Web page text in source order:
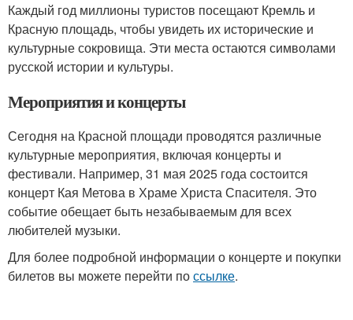
Каждый год миллионы туристов посещают Кремль и
Красную площадь, чтобы увидеть их исторические и
культурные сокровища. Эти места остаются символами
русской истории и культуры.
Мероприятия и концерты
Сегодня на Красной площади проводятся различные
культурные мероприятия, включая концерты и
фестивали. Например, 31 мая 2025 года состоится
концерт Кая Метова в Храме Христа Спасителя. Это
событие обещает быть незабываемым для всех
любителей музыки.
Для более подробной информации о концерте и покупки
билетов вы можете перейти поссылке.